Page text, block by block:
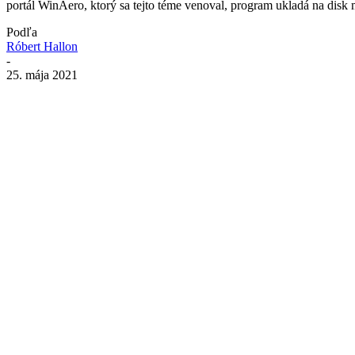
portál WinAero, ktorý sa tejto téme venoval, program ukladá na
Podľa
Róbert Hallon
-
25. mája 2021